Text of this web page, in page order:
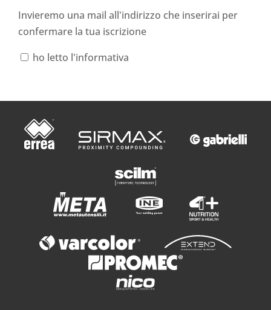
Invieremo una mail all'indirizzo che inserirai per
confermare la tua iscrizione
ho letto l'informativa